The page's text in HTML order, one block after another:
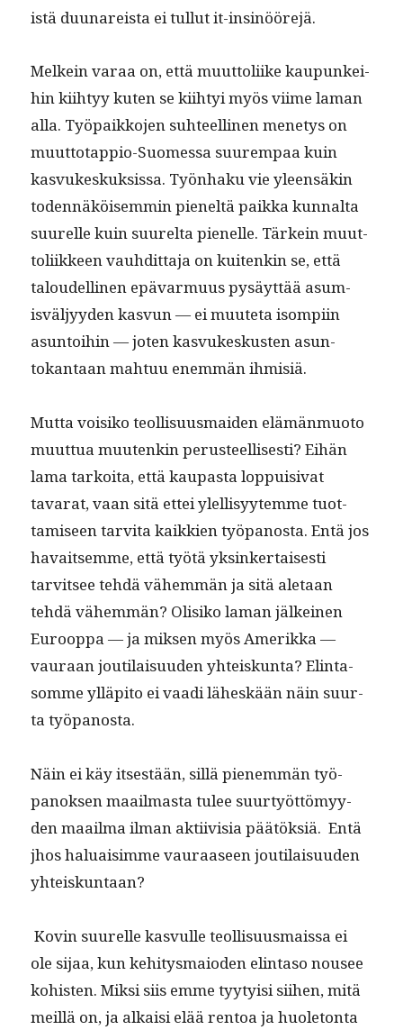
istä duunareista ei tul­lut it-insinöörejä.
Melkein varaa on, että muut­toli­ike kaupunkei­
hin kiihtyy kuten se kiihtyi myös viime laman
alla. Työ­paikko­jen suh­teelli­nen mene­tys on
muut­to­tap­pio-Suomes­sa suurem­paa kuin
kasvukeskuk­sis­sa. Työn­haku vie yleen­säkin
toden­näköisem­min pieneltä paik­ka kunnal­ta
suurelle kuin suurelta pienelle. Tärkein muut­
toli­ik­keen vauhdit­ta­ja on kuitenkin se, että
taloudelli­nen epä­var­muus pysäyt­tää asum­
isväljyy­den kasvun — ei muute­ta isom­pi­in
asun­toi­hin — joten kasvukeskusten asun­
tokan­taan mah­tuu enem­män ihmisiä.
Mut­ta voisiko teol­lisu­us­maid­en elämän­muo­to
muut­tua muutenkin perus­teel­lis­es­ti? Eihän
lama tarkoi­ta, että kau­pas­ta lop­puisi­vat
tavarat, vaan sitä ettei ylel­lisyytemme tuot­
tamiseen tarvi­ta kaikkien työ­panos­ta. Entä jos
havait­semme, että työtä yksinker­tais­es­ti
tarvit­see tehdä vähem­män ja sitä ale­taan
tehdä vähem­män? Olisiko laman jälkeinen
Euroop­pa — ja mik­sen myös Amerik­ka —
vau­raan jouti­laisu­u­den yhteiskun­ta? Elin­ta­
somme ylläpi­to ei vaa­di läh­eskään näin suur­
ta työpanosta.
Näin ei käy itses­tään, sil­lä pienem­män työ­
panok­sen maail­mas­ta tulee suur­työt­tömyy­
den maail­ma ilman akti­ivisia päätök­siä. Entä
jhos halu­aisimme vau­raaseen jouti­laisu­u­den
yhteiskuntaan?
Kovin suurelle kasvulle teol­lisu­us­mais­sa ei
ole sijaa, kun kehi­tys­maio­den elin­ta­so nousee
kohis­ten. Mik­si siis emme tyy­ty­isi siihen, mitä
meil­lä on, ja alka­isi elää ren­toa ja huo­le­ton­ta